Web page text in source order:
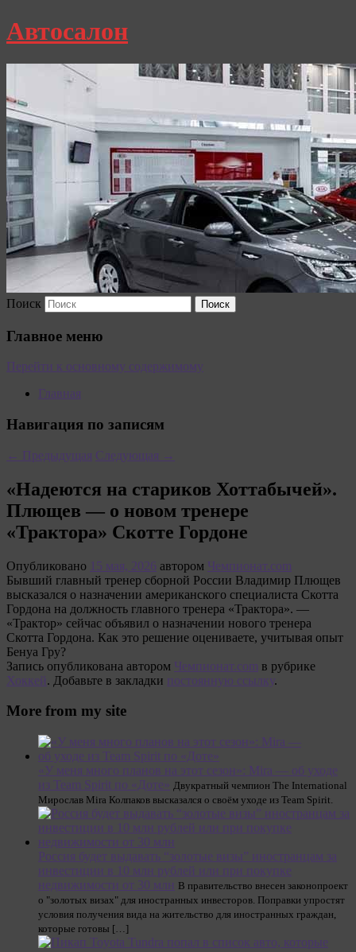
Автосалон
Поиск
Главное меню
Перейти к основному содержимому
Главная
Навигация по записям
← Предыдущая Следующая →
«Надеются на стариков Хоттабычей».
Плющев — о новом тренере
«Трактора» Скотте Гордоне
Опубликовано 15 мая, 2026 автором Чемпионат.com
Бывший главный тренер сборной России Владимир Плющев
высказался о назначении американского специалиста Скотта
Гордона на должность главного тренера «Трактора». —
«Трактор» сейчас объявил о назначении нового тренера
Скотта Гордона. Как это решение оцениваете, учитывая опыт
Бенуа Гру?
Запись опубликована автором Чемпионат.com в рубрике
Хоккей. Добавьте в закладки постоянную ссылку.
More from my site
«У меня много планов на этот сезон»: Mira — об уходе
из Team Spirit по «Доте» Двукратный чемпион The International
Мирослав Mira Колпаков высказался о своём уходе из Team Spirit.
Россия будет выдавать “золотые визы” иностранцам за
инвестиции в 10 млн рублей или при покупке
недвижимости от 30 млн В правительство внесен законопроект
о "золотых визах" для иностранных инвесторов. Поправки упростят
условия получения вида на жительство для иностранных граждан,
которые готовы […]